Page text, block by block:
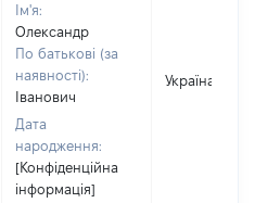
Ім'я:
Олександр
По батькові (за
наявності):
Іванович
Дата
народження:
[Конфіденційна
інформація]
Україна